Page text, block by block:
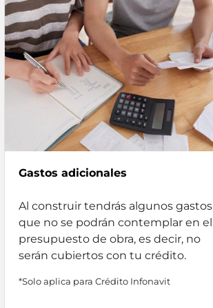
Gastos adicionales
Al construir tendrás algunos gastos
que no se podrán contemplar en el
presupuesto de obra, es decir, no
serán cubiertos con tu crédito.
*Solo aplica para Crédito Infonavit